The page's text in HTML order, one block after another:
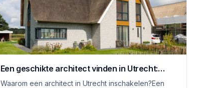
Een geschikte architect vinden in Utrecht:
waar moet je op letten
Waarom een architect in Utrecht inschakelen?Een